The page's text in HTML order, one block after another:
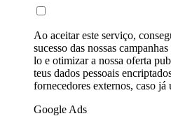
Ao aceitar este serviço,
sucesso das nossas
lo e otimizar a nossa oferta
teus dados pessoais
fornecedores externos, caso já
Google Ads